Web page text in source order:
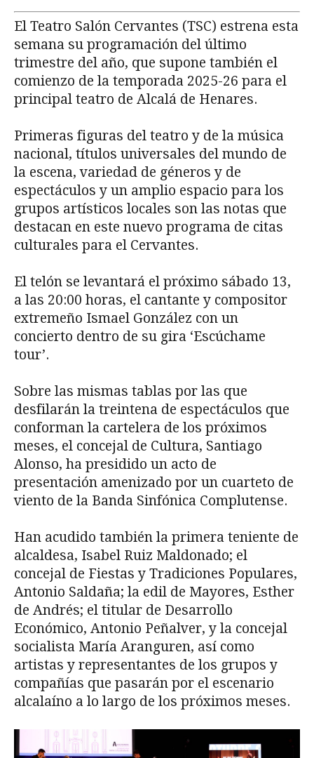
El Teatro Salón Cervantes (TSC) estrena esta
semana su programación del último
trimestre del año, que supone también el
comienzo de la temporada 2025-26 para el
principal teatro de Alcalá de Henares.
Primeras figuras del teatro y de la música
nacional, títulos universales del mundo de
la escena, variedad de géneros y de
espectáculos y un amplio espacio para los
grupos artísticos locales son las notas que
destacan en este nuevo programa de citas
culturales para el Cervantes.
El telón se levantará el próximo sábado 13,
a las 20:00 horas, el cantante y compositor
extremeño Ismael González con un
concierto dentro de su gira ‘Escúchame
tour’.
Sobre las mismas tablas por las que
desfilarán la treintena de espectáculos que
conforman la cartelera de los próximos
meses, el concejal de Cultura, Santiago
Alonso, ha presidido un acto de
presentación amenizado por un cuarteto de
viento de la Banda Sinfónica Complutense.
Han acudido también la primera teniente de
alcaldesa, Isabel Ruiz Maldonado; el
concejal de Fiestas y Tradiciones Populares,
Antonio Saldaña; la edil de Mayores, Esther
de Andrés; el titular de Desarrollo
Económico, Antonio Peñalver, y la concejal
socialista María Aranguren, así como
artistas y representantes de los grupos y
compañías que pasarán por el escenario
alcalaíno a lo largo de los próximos meses.